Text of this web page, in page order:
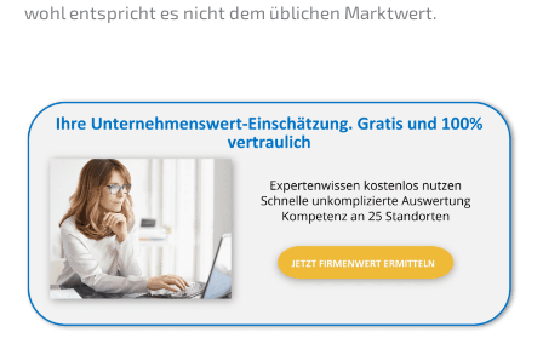
wohl entspricht es nicht dem üblichen Marktwert.